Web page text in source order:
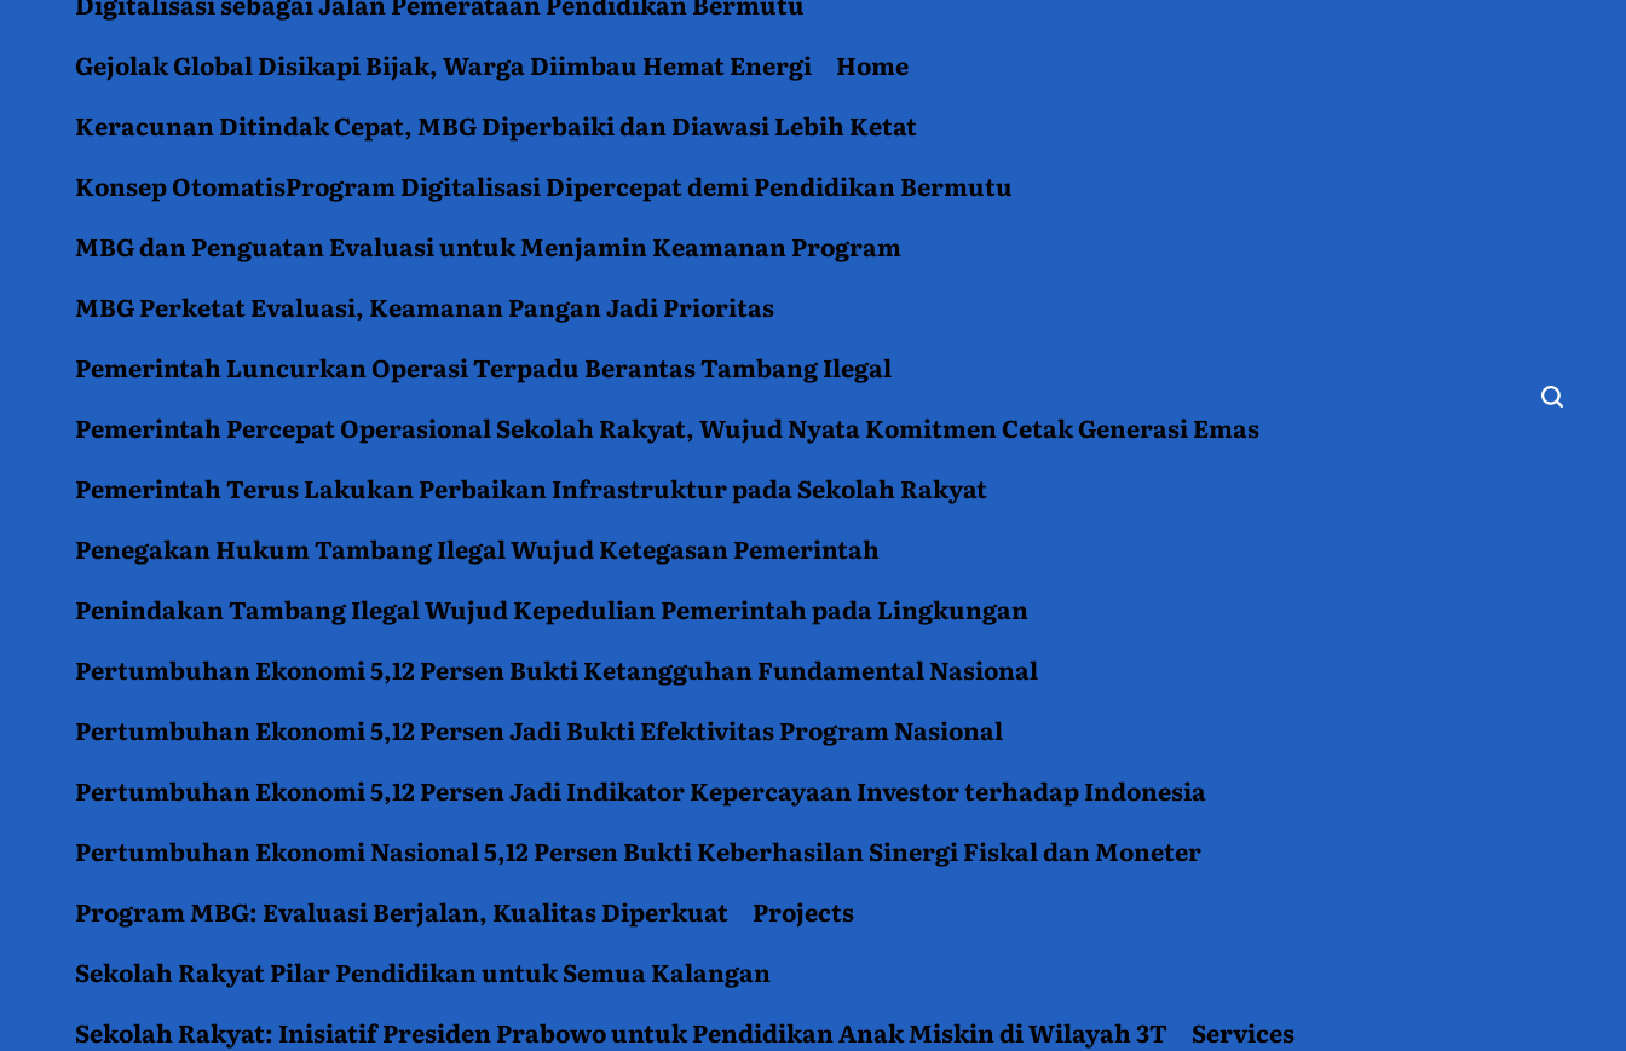
Gejolak Global Disikapi Bijak, Warga Diimbau Hemat Energi
Home
Keracunan Ditindak Cepat, MBG Diperbaiki dan Diawasi Lebih Ketat
Konsep OtomatisProgram Digitalisasi Dipercepat demi Pendidikan Bermutu
MBG dan Penguatan Evaluasi untuk Menjamin Keamanan Program
MBG Perketat Evaluasi, Keamanan Pangan Jadi Prioritas
Pemerintah Luncurkan Operasi Terpadu Berantas Tambang Ilegal
Pemerintah Percepat Operasional Sekolah Rakyat, Wujud Nyata Komitmen Cetak Generasi Emas
Pemerintah Terus Lakukan Perbaikan Infrastruktur pada Sekolah Rakyat
Penegakan Hukum Tambang Ilegal Wujud Ketegasan Pemerintah
Penindakan Tambang Ilegal Wujud Kepedulian Pemerintah pada Lingkungan
Pertumbuhan Ekonomi 5,12 Persen Bukti Ketangguhan Fundamental Nasional
Pertumbuhan Ekonomi 5,12 Persen Jadi Bukti Efektivitas Program Nasional
Pertumbuhan Ekonomi 5,12 Persen Jadi Indikator Kepercayaan Investor terhadap Indonesia
Pertumbuhan Ekonomi Nasional 5,12 Persen Bukti Keberhasilan Sinergi Fiskal dan Moneter
Program MBG: Evaluasi Berjalan, Kualitas Diperkuat
Projects
Sekolah Rakyat Pilar Pendidikan untuk Semua Kalangan
Sekolah Rakyat: Inisiatif Presiden Prabowo untuk Pendidikan Anak Miskin di Wilayah 3T
Services